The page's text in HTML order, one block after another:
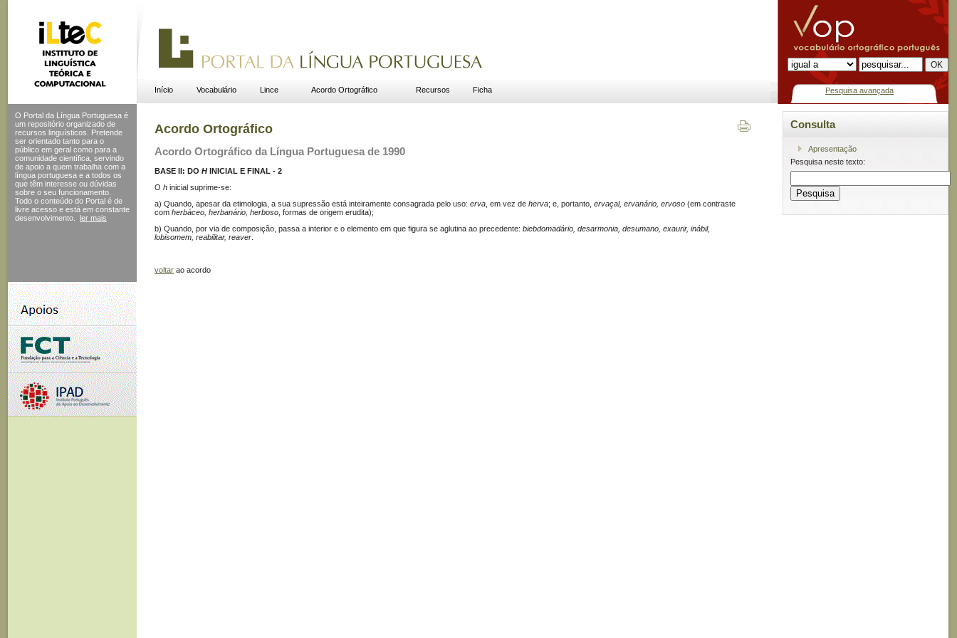
Início Vocabulário Lince Acordo Ortográfico Recursos Ficha Pesquisa avançada
O Portal da Língua Portuguesa é
um repositório organizado de
recursos linguísticos. Pretende
ser orientado tanto para o
público em geral como para a
comunidade científica, servindo
de apoio a quem trabalha com a
língua portuguesa e a todos os
que têm interesse ou dúvidas
sobre o seu funcionamento.
Todo o conteúdo do Portal é de
livre acesso e está em constante
desenvolvimento.
ler mais
Acordo Ortográfico
Acordo Ortográfico da Língua Portuguesa de 1990
BASE II: DO H INICIAL E FINAL - 2
O h inicial suprime-se:
a) Quando, apesar da etimologia, a sua supressão está inteiramente consagrada pelo uso: erva , em vez de herva; e, portanto, ervaçal, ervanário, ervoso (em contraste
com herbáceo, herbanário, herboso , formas de origem erudita);
b) Quando, por via de composição, passa a interior e o elemento em que figura se aglutina ao precedente: biebdomadário, desarmonia, desumano, exaurir, inábil,
lobisomem, reabilitar, reaver
voltar ao acordo
Consulta
Apresentação
Pesquisa neste texto: